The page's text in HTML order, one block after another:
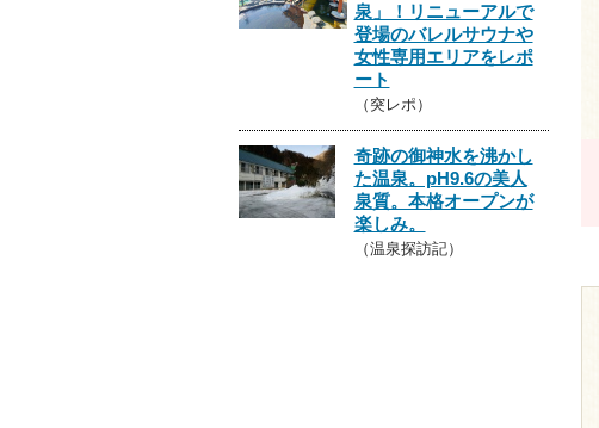
泉」！リニューアルで
登場のバレルサウナや
女性専用エリアをレポ
ート
（突レポ）
奇跡の御神水を沸かし
た温泉。pH9.6の美人
泉質。本格オープンが
楽しみ。
（温泉探訪記）